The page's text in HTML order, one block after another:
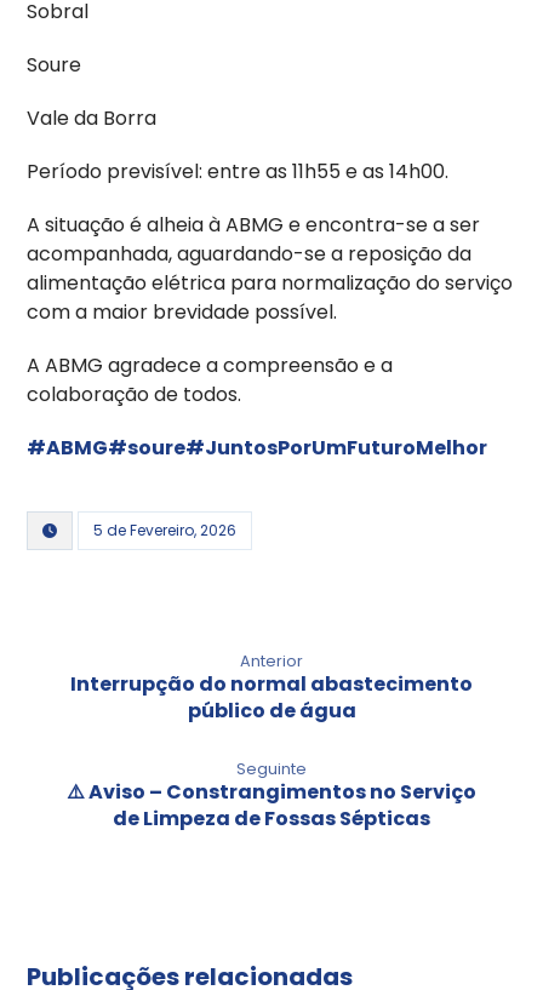
Sobral
Soure
Vale da Borra
Período previsível: entre as 11h55 e as 14h00.
A situação é alheia à ABMG e encontra-se a ser
acompanhada, aguardando-se a reposição da
alimentação elétrica para normalização do serviço
com a maior brevidade possível.
A ABMG agradece a compreensão e a
colaboração de todos.
#ABMG#soure#JuntosPorUmFuturoMelhor
5 de Fevereiro, 2026
Anterior
Interrupção do normal abastecimento
público de água
Seguinte
⚠️ Aviso – Constrangimentos no Serviço
de Limpeza de Fossas Sépticas
Publicações relacionadas